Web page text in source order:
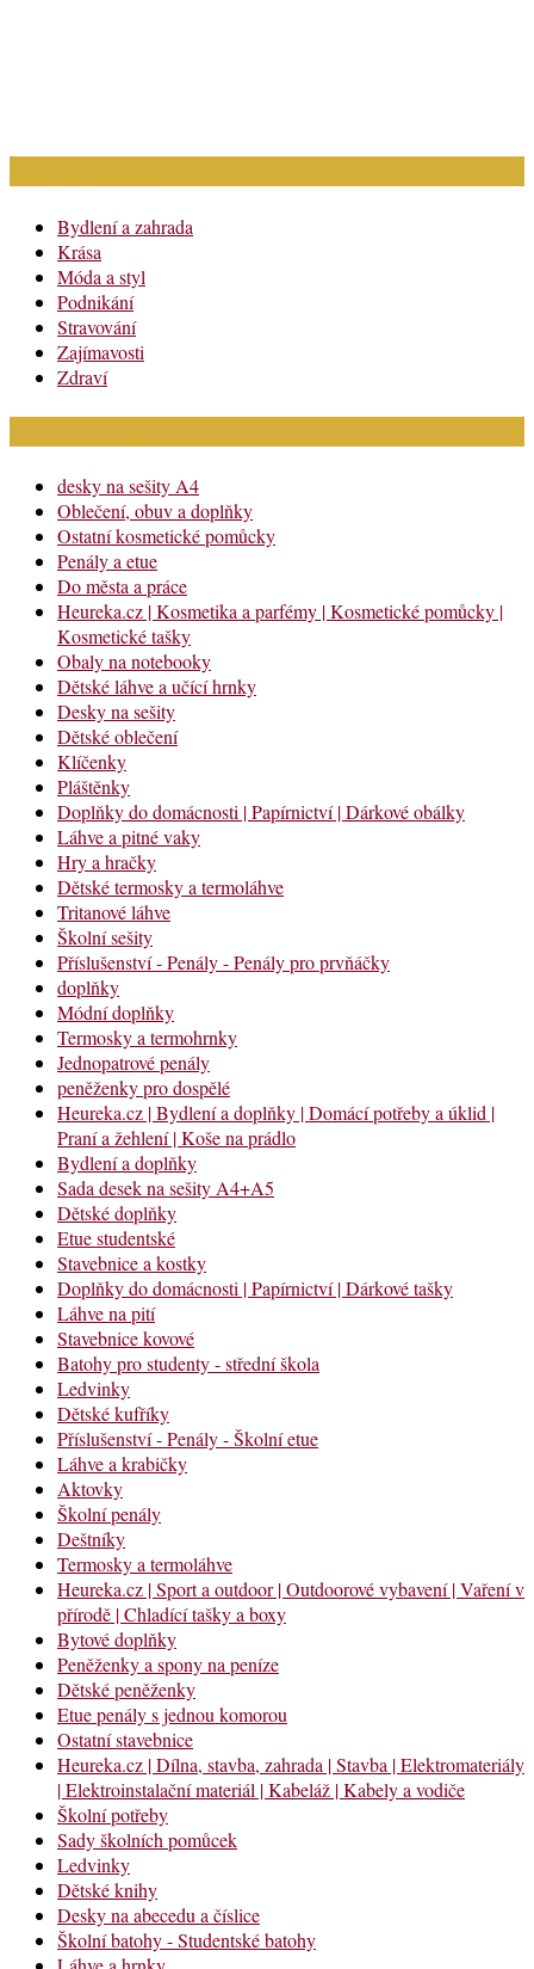
Bydlení a zahrada
Krása
Móda a styl
Podnikání
Stravování
Zajímavosti
Zdraví
desky na sešity A4
Oblečení, obuv a doplňky
Ostatní kosmetické pomůcky
Penály a etue
Do města a práce
Heureka.cz | Kosmetika a parfémy | Kosmetické pomůcky |
Kosmetické tašky
Obaly na notebooky
Dětské láhve a učící hrnky
Desky na sešity
Dětské oblečení
Klíčenky
Pláštěnky
Doplňky do domácnosti | Papírnictví | Dárkové obálky
Láhve a pitné vaky
Hry a hračky
Dětské termosky a termoláhve
Tritanové láhve
Školní sešity
Příslušenství - Penály - Penály pro prvňáčky
doplňky
Módní doplňky
Termosky a termohrnky
Jednopatrové penály
peněženky pro dospělé
Heureka.cz | Bydlení a doplňky | Domácí potřeby a úklid |
Praní a žehlení | Koše na prádlo
Bydlení a doplňky
Sada desek na sešity A4+A5
Dětské doplňky
Etue studentské
Stavebnice a kostky
Doplňky do domácnosti | Papírnictví | Dárkové tašky
Láhve na pití
Stavebnice kovové
Batohy pro studenty - střední škola
Ledvinky
Dětské kufříky
Příslušenství - Penály - Školní etue
Láhve a krabičky
Aktovky
Školní penály
Deštníky
Termosky a termoláhve
Heureka.cz | Sport a outdoor | Outdoorové vybavení | Vaření v
přírodě | Chladící tašky a boxy
Bytové doplňky
Peněženky a spony na peníze
Dětské peněženky
Etue penály s jednou komorou
Ostatní stavebnice
Heureka.cz | Dílna, stavba, zahrada | Stavba | Elektromateriály
| Elektroinstalační materiál | Kabeláž | Kabely a vodiče
Školní potřeby
Sady školních pomůcek
Ledvinky
Dětské knihy
Desky na abecedu a číslice
Školní batohy - Studentské batohy